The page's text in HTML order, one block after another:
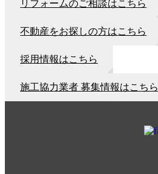
リフォームのご相談はこちら
不動産をお探しの方はこちら
採用情報はこちら
施工協力業者 募集情報はこちら